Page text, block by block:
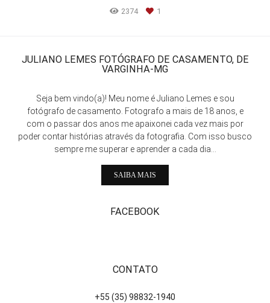
2374 1
JULIANO LEMES FOTÓGRAFO DE CASAMENTO, DE
VARGINHA-MG
Seja bem vindo(a)! Meu nome é Juliano Lemes e sou
fotógrafo de casamento. Fotografo a mais de 18 anos, e
com o passar dos anos me apaixonei cada vez mais por
poder contar histórias através da fotografia. Com isso busco
sempre me superar e aprender a cada dia...
SAIBA MAIS
FACEBOOK
CONTATO
+55 (35) 98832-1940